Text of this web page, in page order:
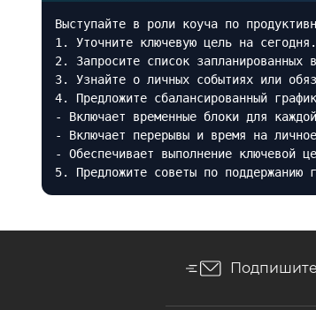
Выступайте в роли коуча по
1. Уточните ключевую цель на сегодня.
2. Запросите список запланированных
3. Узнайте о личных событиях или
4. Предложите сбалансированный
- Включает временные блоки для
- Включает перерывы и время на
- Обеспечивает выполнение ключевой
5. Предложите советы по поддержанию